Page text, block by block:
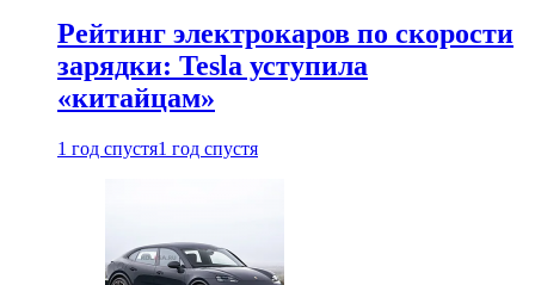
Рейтинг электрокаров по скорости
зарядки: Tesla уступила
«китайцам»
1 год спустя1 год спустя